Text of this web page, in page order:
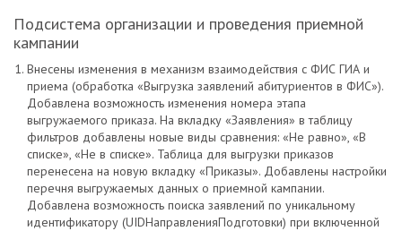
Подсистема организации и проведения приемной
кампании
Внесены изменения в механизм взаимодействия с ФИС ГИА и
приема (обработка «Выгрузка заявлений абитуриентов в ФИС»).
Добавлена возможность изменения номера этапа
выгружаемого приказа. На вкладку «Заявления» в таблицу
фильтров добавлены новые виды сравнения: «Не равно», «В
списке», «Не в списке». Таблица для выгрузки приказов
перенесена на новую вкладку «Приказы». Добавлены настройки
перечня выгружаемых данных о приемной кампании.
Добавлена возможность поиска заявлений по уникальному
идентификатору (UIDНаправленияПодготовки) при включенной